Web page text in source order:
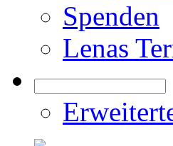
Spenden
Lenas